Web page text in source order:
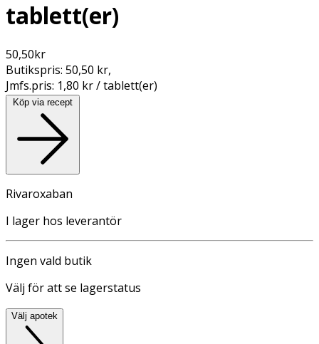
tablett(er)
50,50kr
Butikspris: 50,50 kr,
Jmfs.pris: 1,80 kr / tablett(er)
Köp via recept
Rivaroxaban
I lager hos leverantör
Ingen vald butik
Välj för att se lagerstatus
Välj apotek